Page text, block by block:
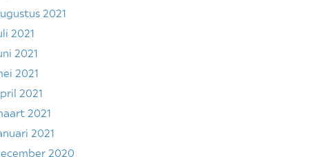
2021
2021
2021
2021
2021
2021
2021
2020